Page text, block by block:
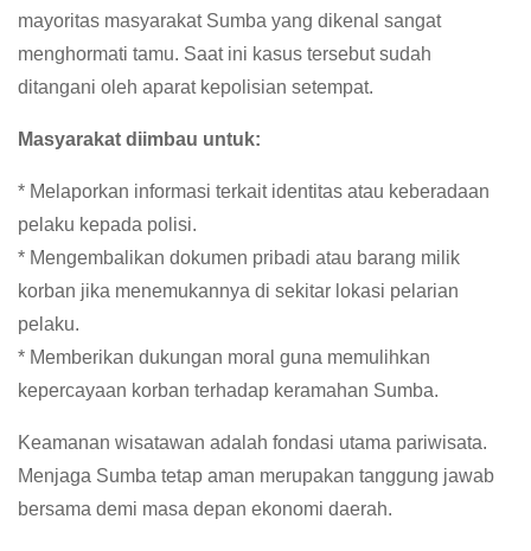
mayoritas masyarakat Sumba yang dikenal sangat
menghormati tamu. Saat ini kasus tersebut sudah
ditangani oleh aparat kepolisian setempat.
Masyarakat diimbau untuk:
* Melaporkan informasi terkait identitas atau keberadaan
pelaku kepada polisi.
* Mengembalikan dokumen pribadi atau barang milik
korban jika menemukannya di sekitar lokasi pelarian
pelaku.
* Memberikan dukungan moral guna memulihkan
kepercayaan korban terhadap keramahan Sumba.
Keamanan wisatawan adalah fondasi utama pariwisata.
Menjaga Sumba tetap aman merupakan tanggung jawab
bersama demi masa depan ekonomi daerah.